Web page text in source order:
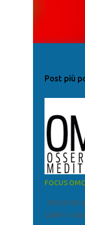
Post più
FOCUS
FOCUS SU
Calleri e